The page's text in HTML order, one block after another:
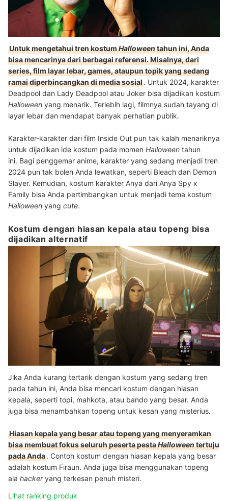
Untuk mengetahui tren kostumHalloweentahun ini, Anda
bisa mencarinya dari berbagai referensi. Misalnya, dari
series, film layar lebar, games, ataupun topik yang sedang
ramai diperbincangkan di media sosial. Untuk 2024, karakter
Deadpool dan Lady Deadpool atau Joker bisa dijadikan kostum
Halloween yang menarik. Terlebih lagi, filmnya sudah tayang di
layar lebar dan mendapat banyak perhatian publik.
Karakter-karakter dari film Inside Out pun tak kalah menariknya
untuk dijadikan ide kostum pada momen Halloween tahun
ini. Bagi penggemar anime, karakter yang sedang menjadi tren
2024 pun tak boleh Anda lewatkan, seperti Bleach dan Demon
Slayer. Kemudian, kostum karakter Anya dari Anya Spy x
Family bisa Anda pertimbangkan untuk menjadi tema kostum
Halloween yang cute.
Kostum dengan hiasan kepala atau topeng bisa
dijadikan alternatif
Jika Anda kurang tertarik dengan kostum yang sedang tren
pada tahun ini, Anda bisa mencari kostum dengan hiasan
kepala, seperti topi, mahkota, atau bando yang besar. Anda
juga bisa menambahkan topeng untuk kesan yang misterius.
Hiasan kepala yang besar atau topeng yang menyeramkan
bisa membuat fokus seluruh peserta pestaHalloweentertuju
pada Anda. Contoh kostum dengan hiasan kepala yang besar
adalah kostum Firaun. Anda juga bisa menggunakan topeng
ala hackeryang terkesan penuh misteri.
Lihat ranking produk